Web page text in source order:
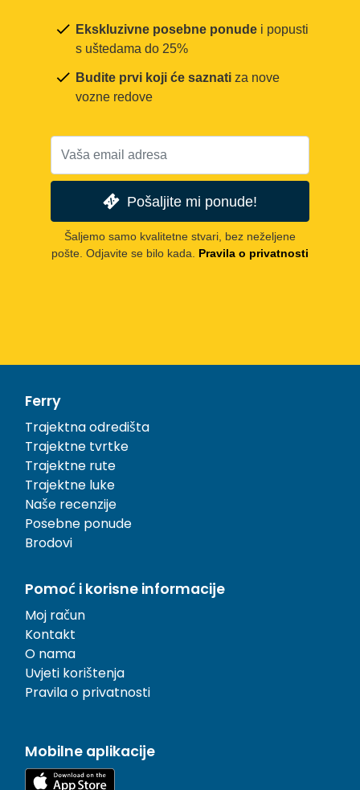
Ekskluzivne posebne ponude i popusti
s uštedama do 25%
Budite prvi koji će saznati za nove
vozne redove
Pošaljite mi ponude!
Šaljemo samo kvalitetne stvari, bez neželjene
pošte. Odjavite se bilo kada. Pravila o privatnosti
Ferry
Trajektna odredišta
Trajektne tvrtke
Trajektne rute
Trajektne luke
Naše recenzije
Posebne ponude
Brodovi
Pomoć i korisne informacije
Moj račun
Kontakt
O nama
Uvjeti korištenja
Pravila o privatnosti
Mobilne aplikacije